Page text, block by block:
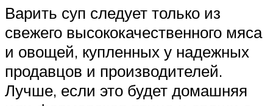
Варить суп следует только из
свежего высококачественного мяса
и овощей, купленных у надежных
продавцов и производителей.
Лучше, если это будет домашняя